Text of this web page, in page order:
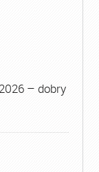
– dobry